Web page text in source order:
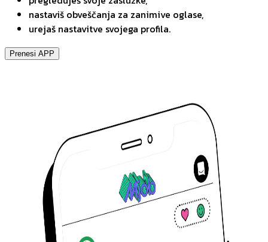
nastaviš obveščanja za zanimive oglase,
urejaš nastavitve svojega profila.
Prenesi APP